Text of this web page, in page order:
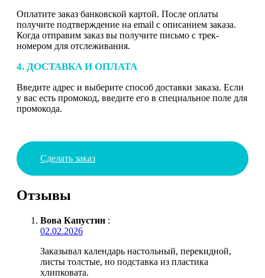
Оплатите заказ банковской картой. После оплаты
получите подтверждение на email с описанием заказа.
Когда отправим заказ вы получите письмо с трек-
номером для отслеживания.
4. ДОСТАВКА И ОПЛАТА
Введите адрес и выберите способ доставки заказа. Если
у вас есть промокод, введите его в специальное поле для
промокода.
Сделать заказ
Отзывы
Вова Капустин :
02.02.2026
Заказывал календарь настольный, перекидной,
листы толстые, но подставка из пластика
хлипковата.